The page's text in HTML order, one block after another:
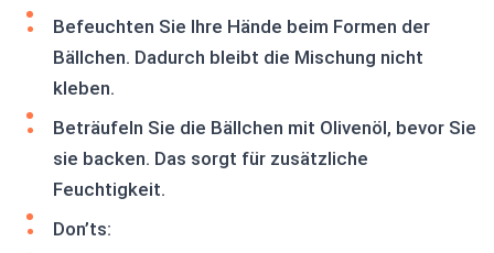
Befeuchten Sie Ihre Hände beim Formen der
Bällchen. Dadurch bleibt die Mischung nicht
kleben.
Beträufeln Sie die Bällchen mit Olivenöl, bevor Sie
sie backen. Das sorgt für zusätzliche
Feuchtigkeit.
Don’ts: